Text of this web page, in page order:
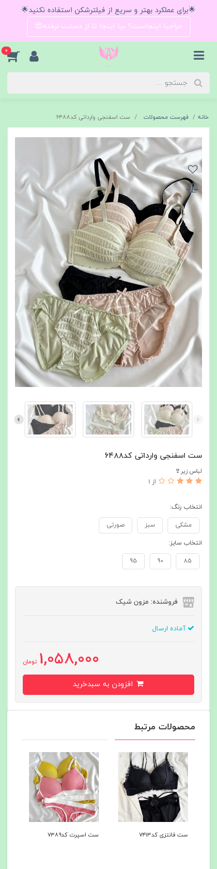
🌟برای عملکرد بهتر و سریع از فیلترشکن استفاده نکنید🌟
حراجیا اینجاست؟ بیا اینجا تا از دستت نرفته😍
0
خانه فهرست محصولات ست اسفنجی وارداتی کد۶۴۸۸
ست اسفنجی وارداتی کد۶۴۸۸
لباس زیر👙
از 1
انتخاب رنگ:
مشکی سبز صورتی
انتخاب سایز:
85
90
95
فروشنده: مزون شیک
آماده ارسال
1,058,000 تومان
محصولات مرتبط
ست اسپرت کد۷۳۸۹
شرت فانتزی پشت باز